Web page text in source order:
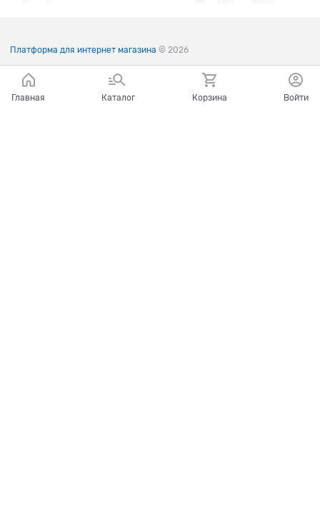
Платформа для интернет магазина © 2026
Главная Каталог Корзина Войти